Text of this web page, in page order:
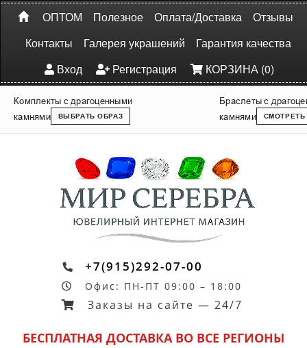
ОПТОМ Полезное Оплата/Доставка
Отзывы
Контакты
Галерея украшений
Гарантия качества
Вход
Регистрация КОРЗИНА (0)
Комплекты с драгоценными
камнями
ВЫБРАТЬ ОБРАЗ
Браслеты с
камнями
СМОТРЕТЬ
+7(915)292-07-00
Офис: ПН-ПТ 09:00 – 18:00
Заказы на сайте — 24/7
БЕСПЛАТНАЯ ДОСТАВКА ВО ВСЕ РЕГИОНЫ